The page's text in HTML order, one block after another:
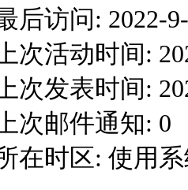
后访问: 2022-
次活动时间:
次发表时间:
次邮件通知: 0
在时区: 使用